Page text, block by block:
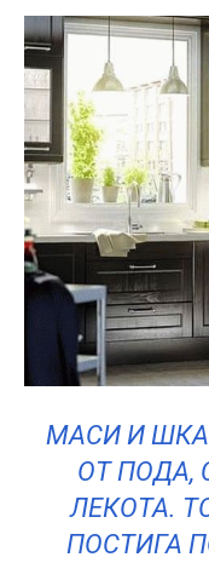
МАСИ И
ОТ ПОДА,
ЛЕКОТА.
ПОСТИГА